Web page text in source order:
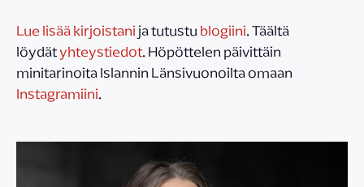
Lue lisää kirjoistanija tutustublogiini. Täältä
löydätyhteystiedot. Höpöttelen päivittäin
minitarinoita Islannin Länsivuonoilta omaan
Instagramiini.